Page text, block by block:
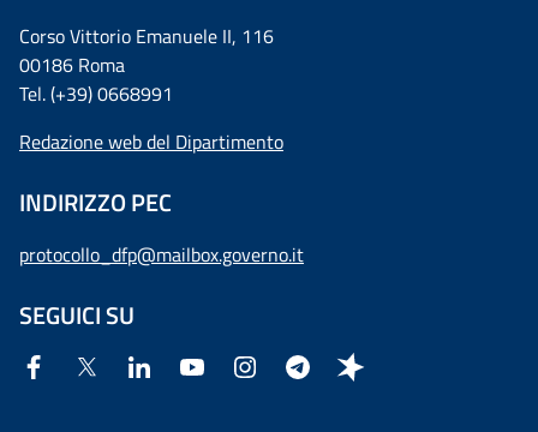
Corso Vittorio Emanuele II, 116
00186 Roma
Tel. (+39) 0668991
Redazione web del Dipartimento
INDIRIZZO PEC
protocollo_dfp@mailbox.governo.it
SEGUICI SU